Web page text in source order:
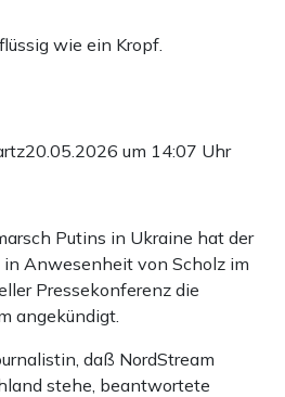
wie ein Kropf.
20.05.2026 um 14:07 Uhr
Putins in Ukraine hat der
Anwesenheit von Scholz im
Pressekonferenz die
angekündigt.
daß NordStream
stehe, beantwortete